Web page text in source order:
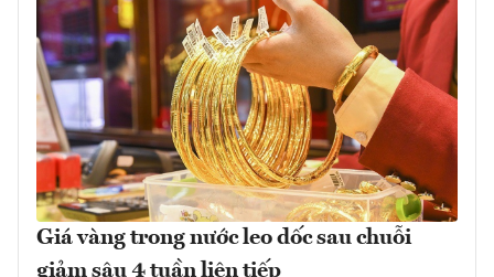
Giá vàng trong nước leo dốc sau chuỗi
giảm sâu 4 tuần liên tiếp